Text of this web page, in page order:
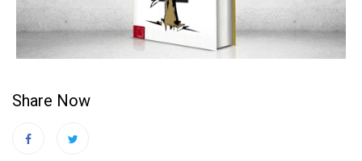
Share Now